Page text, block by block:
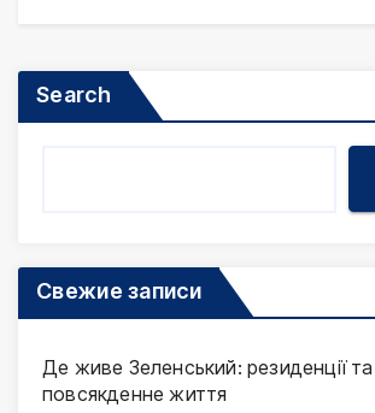
Search
Свежие записи
Де живе Зеленський: резиденції та
повсякденне життя